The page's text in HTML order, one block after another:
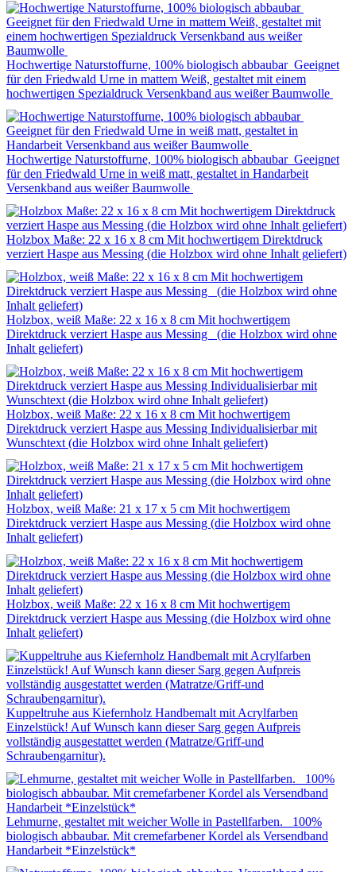
Hochwertige Naturstoffurne, 100% biologisch abbaubar Geeignet
für den Friedwald Urne in mattem Weiß, gestaltet mit einem
hochwertigen Spezialdruck Versenkband aus weißer Baumwolle
Hochwertige Naturstoffurne, 100% biologisch abbaubar Geeignet
für den Friedwald Urne in weiß matt, gestaltet in Handarbeit
Versenkband aus weißer Baumwolle
Holzbox Maße: 22 x 16 x 8 cm Mit hochwertigem Direktdruck
verziert Haspe aus Messing (die Holzbox wird ohne Inhalt geliefert)
Holzbox, weiß Maße: 22 x 16 x 8 cm Mit hochwertigem
Direktdruck verziert Haspe aus Messing (die Holzbox wird ohne
Inhalt geliefert)
Holzbox, weiß Maße: 22 x 16 x 8 cm Mit hochwertigem
Direktdruck verziert Haspe aus Messing Individualisierbar mit
Wunschtext (die Holzbox wird ohne Inhalt geliefert)
Holzbox, weiß Maße: 21 x 17 x 5 cm Mit hochwertigem
Direktdruck verziert Haspe aus Messing (die Holzbox wird ohne
Inhalt geliefert)
Holzbox, weiß Maße: 22 x 16 x 8 cm Mit hochwertigem
Direktdruck verziert Haspe aus Messing (die Holzbox wird ohne
Inhalt geliefert)
Kuppeltruhe aus Kiefernholz Handbemalt mit Acrylfarben
Einzelstück! Auf Wunsch kann dieser Sarg gegen Aufpreis
vollständig ausgestattet werden (Matratze/Griff-und
Schraubengarnitur).
Lehmurne, gestaltet mit weicher Wolle in Pastellfarben. 100%
biologisch abbaubar. Mit cremefarbener Kordel als Versendband
Handarbeit *Einzelstück*